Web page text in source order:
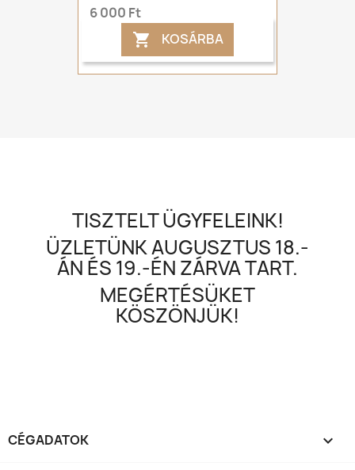
6 000 Ft
 KOSÁRBA
TISZTELT ÜGYFELEINK!
ÜZLETÜNK AUGUSZTUS 18.-
ÁN ÉS 19.-ÉN ZÁRVA TART.
MEGÉRTÉSÜKET
KÖSZÖNJÜK!
CÉGADATOK 